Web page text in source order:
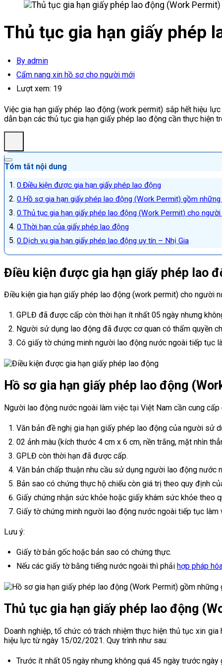
Thủ tục gia hạn giấy phép
By admin
Cẩm nang xin hồ sơ cho người mới
Lượt xem: 19
Việc gia hạn giấy phép lao động (work permit) sắp hết hiệu
dẫn bạn các thủ tục gia hạn giấy phép lao động cần thực hiện
Tóm tắt nội dung
Điều kiện được gia hạn giấy phép lao động
Hồ sơ gia hạn giấy phép lao động (Work Permit) gồm những
Thủ tục gia hạn giấy phép lao động (Work Permit) cho
Thời hạn của giấy phép lao động
Dịch vụ gia hạn giấy phép lao động uy tín – Nhị Gia
Điều kiện được gia hạn giấy phép lao
Điều kiện gia hạn giấy phép lao động (work permit) cho
GPLĐ đã được cấp còn thời hạn ít nhất 05 ngày nhưng
Người sử dụng lao động đã được cơ quan có thẩm quyền
Có giấy tờ chứng minh người lao động nước ngoài tiếp tục
Hồ sơ gia hạn giấy phép lao động
Người lao động nước ngoài làm việc tại Việt Nam cần cung
Văn bản đề nghị gia hạn giấy phép lao động của người sử
02 ảnh màu (kích thước 4 cm x 6 cm, nền trắng, mặt nhìn
GPLĐ còn thời hạn đã được cấp.
Văn bản chấp thuận nhu cầu sử dụng người lao động
Bản sao có chứng thực hộ chiếu còn giá trị theo quy định
Giấy chứng nhận sức khỏe hoặc giấy khám sức khỏe theo
Giấy tờ chứng minh người lao động nước ngoài tiếp tục
Lưu ý:
Giấy tờ bản gốc hoặc bản sao có chứng thực.
Nếu các giấy tờ bằng tiếng nước ngoài thì phải hợp pháp
Thủ tục gia hạn giấy phép lao động
Doanh nghiệp, tổ chức có trách nhiệm thực hiện thủ tục xin
hiệu lực từ ngày 15/02/2021. Quy trình như sau:
Trước ít nhất 05 ngày nhưng không quá 45 ngày trước